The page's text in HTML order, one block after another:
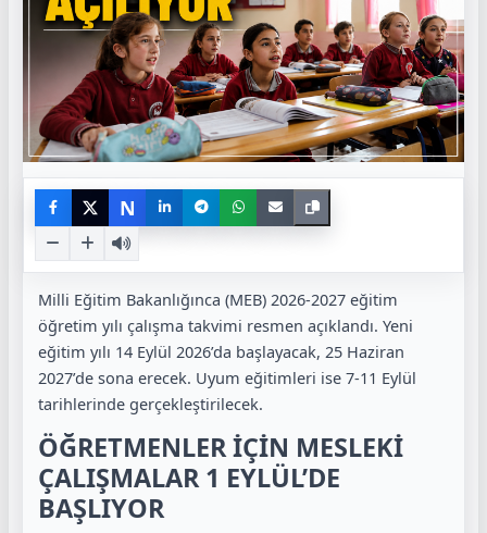
N
Milli Eğitim Bakanlığınca (MEB) 2026-2027 eğitim
öğretim yılı çalışma takvimi resmen açıklandı. Yeni
eğitim yılı 14 Eylül 2026’da başlayacak, 25 Haziran
2027’de sona erecek. Uyum eğitimleri ise 7-11 Eylül
tarihlerinde gerçekleştirilecek.
ÖĞRETMENLER İÇİN MESLEKİ
ÇALIŞMALAR 1 EYLÜL’DE
BAŞLIYOR